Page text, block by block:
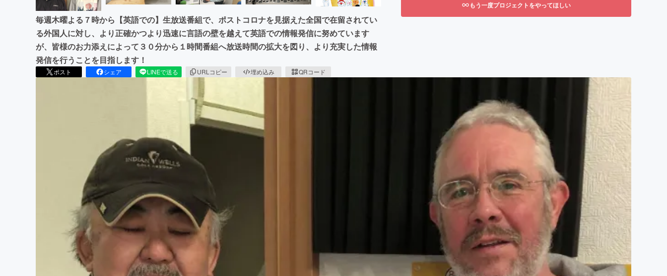
毎週木曜よる７時から【英語での】生放送番組で、ポストコロナを見据えた全国で在留されてい
る外国人に対し、より正確かつより迅速に言語の壁を越えて英語での情報発信に努めています
が、皆様のお力添えによって３０分から１時間番組へ放送時間の拡大を図り、より充実した情報
発信を行うことを目指します！
ポスト シェア LINEで送る URLコピー 埋め込み QRコード
もう一度プロジェクトをやってほしい